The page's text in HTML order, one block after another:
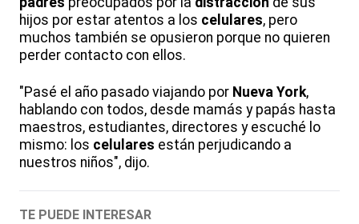
hijos por estar atentos a los celulares, pero
muchos también se opusieron porque no quieren
perder contacto con ellos.
"Pasé el año pasado viajando por Nueva York,
hablando con todos, desde mamás y papás hasta
maestros, estudiantes, directores y escuché lo
mismo: los celulares están perjudicando a
nuestros niños", dijo.
TE PUEDE INTERESAR